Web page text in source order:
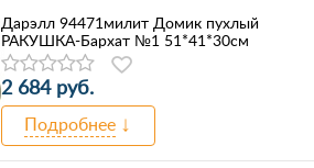
Дарэлл 94471милит Домик пухлый
РАКУШКА-Бархат №1 51*41*30см
2 684 руб.
Подробнее